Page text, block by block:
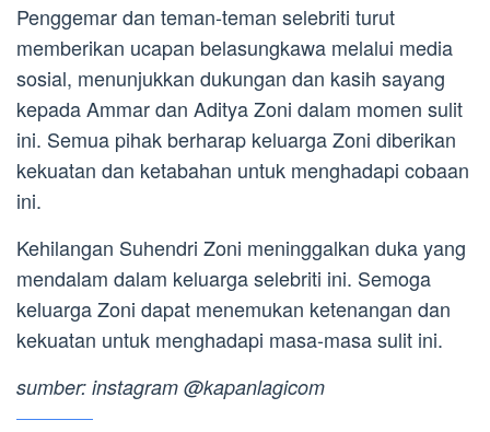
Penggemar dan teman-teman selebriti turut
memberikan ucapan belasungkawa melalui media
sosial, menunjukkan dukungan dan kasih sayang
kepada Ammar dan Aditya Zoni dalam momen sulit
ini. Semua pihak berharap keluarga Zoni diberikan
kekuatan dan ketabahan untuk menghadapi cobaan
ini.
Kehilangan Suhendri Zoni meninggalkan duka yang
mendalam dalam keluarga selebriti ini. Semoga
keluarga Zoni dapat menemukan ketenangan dan
kekuatan untuk menghadapi masa-masa sulit ini.
sumber: instagram @kapanlagicom